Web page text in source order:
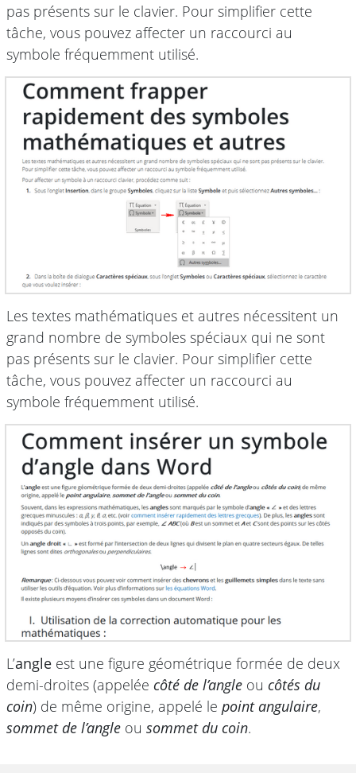
pas présents sur le clavier. Pour simplifier cette
tâche, vous pouvez affecter un raccourci au
symbole fréquemment utilisé.
Les textes mathématiques et autres nécessitent un
grand nombre de symboles spéciaux qui ne sont
pas présents sur le clavier. Pour simplifier cette
tâche, vous pouvez affecter un raccourci au
symbole fréquemment utilisé.
L’angle est une figure géométrique formée de deux
demi-droites (appelée côté de l’angle ou côtés du
coin) de même origine, appelé le point angulaire,
sommet de l’angle ou sommet du coin.